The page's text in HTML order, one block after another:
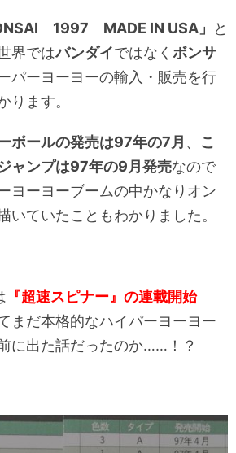
1997 MADE IN USA」
と
界ではバンダイではなく ボンサ
パーヨーヨーの輸入・販売を行
ります。
ボールの発売は97年の7月 、 こ
ャンプは97年の9月発売なので
ヨーヨーブームの中かなりオン
いていたこともわかりました。
『超速スピナー』の連載開始
まだ本格的なハイパーヨーヨー
に出た話だったのか……！？